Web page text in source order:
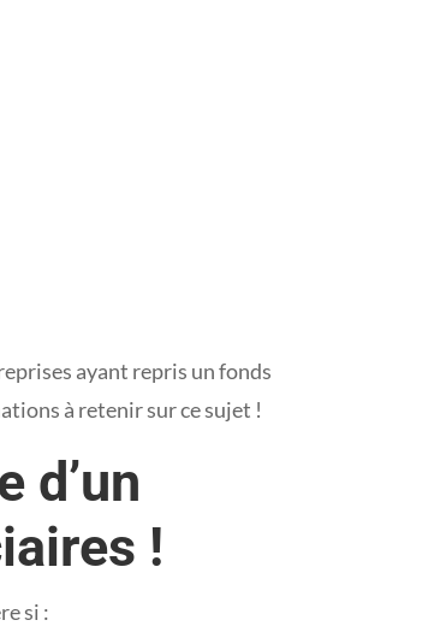
ayant repris un fonds
à retenir sur ce sujet !
d’un
!
si :